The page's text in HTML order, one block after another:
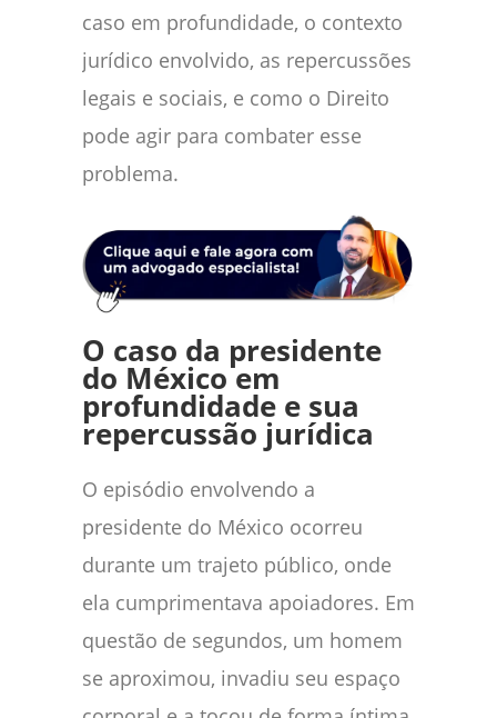
caso em profundidade, o contexto
jurídico envolvido, as repercussões
legais e sociais, e como o Direito
pode agir para combater esse
problema.
O caso da presidente
do México em
profundidade e sua
repercussão jurídica
O episódio envolvendo a
presidente do México ocorreu
durante um trajeto público, onde
ela cumprimentava apoiadores. Em
questão de segundos, um homem
se aproximou, invadiu seu espaço